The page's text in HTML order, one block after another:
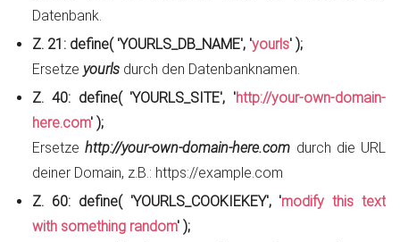
Datenbank.
Z. 21: define( 'YOURLS_DB_NAME', 'yourls' );
Ersetze yourls durch den Datenbanknamen.
Z. 40: define( 'YOURLS_SITE', 'http://your-own-domain-
here.com' );
Ersetzehttp://your-own-domain-here.com durch die URL
deiner Domain, z.B.: https://example.com
Z. 60: define( 'YOURLS_COOKIEKEY', 'modify this text
with something random' );